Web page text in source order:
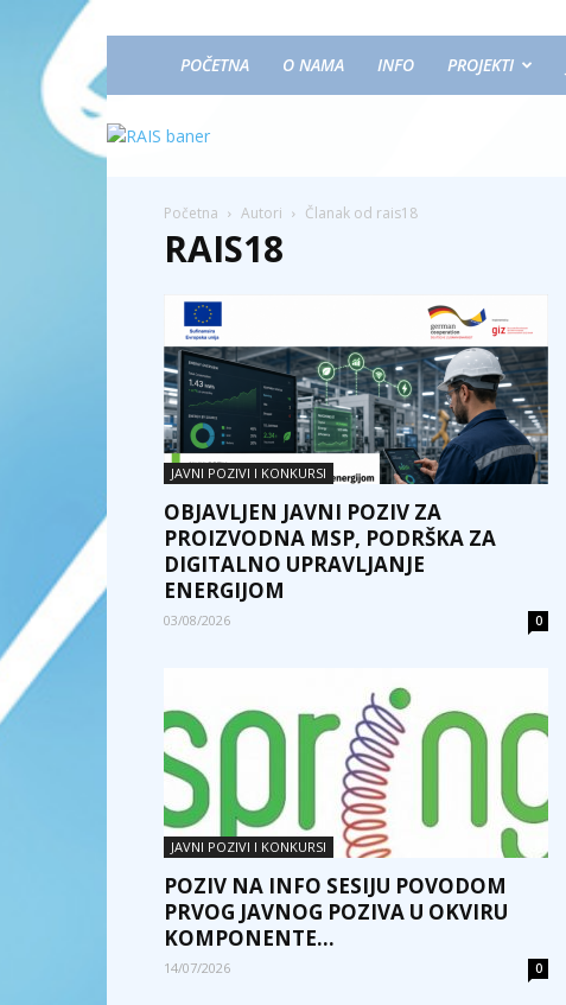
POČETNA O NAMA INFO PROJEKTI
Početna Autori Članak od rais18
RAIS18
JAVNI POZIVI I KONKURSI
OBJAVLJEN JAVNI POZIV ZA
PROIZVODNA MSP, PODRŠKA ZA
DIGITALNO UPRAVLJANJE
ENERGIJOM
03/08/2026 0
JAVNI POZIVI I KONKURSI
POZIV NA INFO SESIJU POVODOM
PRVOG JAVNOG POZIVA U OKVIRU
KOMPONENTE...
14/07/2026 0